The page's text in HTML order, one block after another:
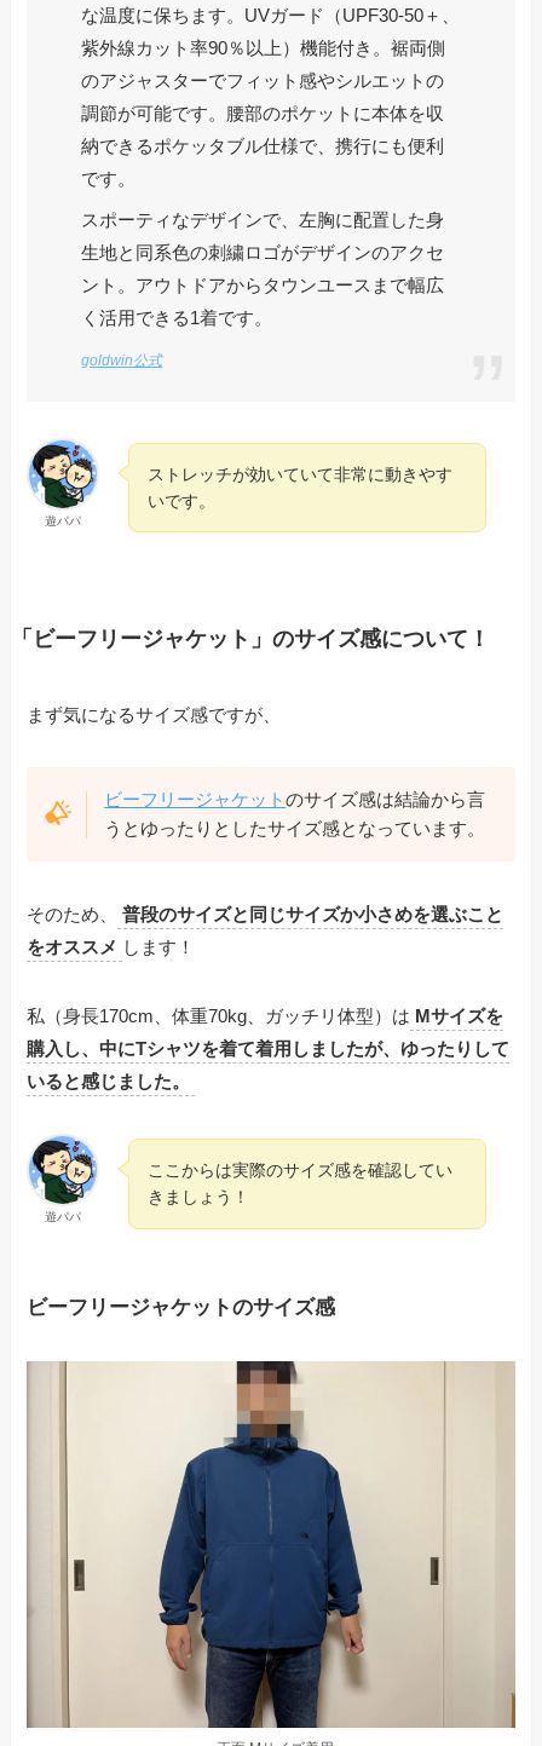
な温度に保ちます。UVガード（UPF30-50＋、
紫外線カット率90％以上）機能付き。裾両側
のアジャスターでフィット感やシルエットの
調節が可能です。腰部のポケットに本体を収
納できるポケッタブル仕様で、携行にも便利
です。
スポーティなデザインで、左胸に配置した身
生地と同系色の刺繍ロゴがデザインのアクセ
ント。アウトドアからタウンユースまで幅広
く活用できる1着です。
goldwin公式
遊パパ
ストレッチが効いていて非常に動きやす
いです。
「ビーフリージャケット」のサイズ感について！
まず気になるサイズ感ですが、
ビーフリージャケットのサイズ感は結論から言
うとゆったりとしたサイズ感となっています。
そのため、
普段のサイズと同じサイズか小さめを選ぶこと
をオススメ します！
私（身長170cm、体重70kg、ガッチリ体型）は Mサイズを
購入し、中にTシャツを着て着用しましたが、ゆったりして
いると感じました。
遊パパ
ここからは実際のサイズ感を確認してい
きましょう！
ビーフリージャケットのサイズ感